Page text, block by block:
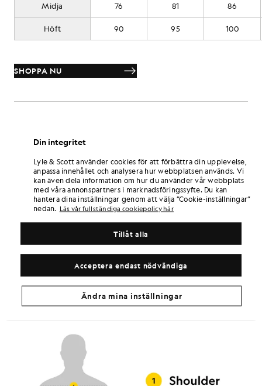
Midja 76 81 86
Höft 90 95 100
SHOPPA NU
SÅ HÄR MÄTER DU
1. Axel: Mät från kanten på den ena axeln rakt över till kanten på
den andra axeln
3. Midja: Mät runt din naturliga midja
4. Höfter: Mät 20 cm under din naturliga midja
5. Lår: Mät runt lårens bredaste del, precis under ljumsken
6. Innersöm: Mät från insidan av låret upp till fotleden
Din integritet
Lyle & Scott använder cookies för att förbättra din upplevelse,
anpassa innehållet och analysera hur webbplatsen används. Vi
kan även dela information om hur du använder vår webbplats
med våra annonspartners i marknadsföringssyfte. Du kan
hantera dina inställningar genom att välja ”Cookie-inställningar”
nedan. Läs vår fullständiga cookiepolicy här
Acceptera endast nödvändiga
Tillåt alla
Ändra mina inställningar